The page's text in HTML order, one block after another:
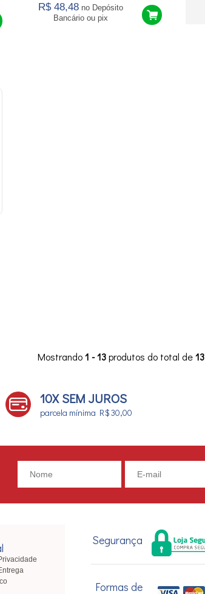
R$ 48,48 no Depósito
Bancário ou pix
Mostrando1 - 13produtos do total de13
10X SEM JUROS
parcela mínima R$ 30,00
Segurança
Formas de